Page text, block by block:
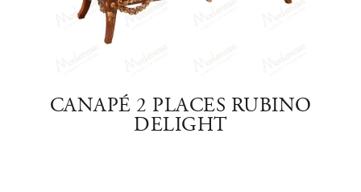
CANAPÉ 2 PLACES RUBINO
DELIGHT